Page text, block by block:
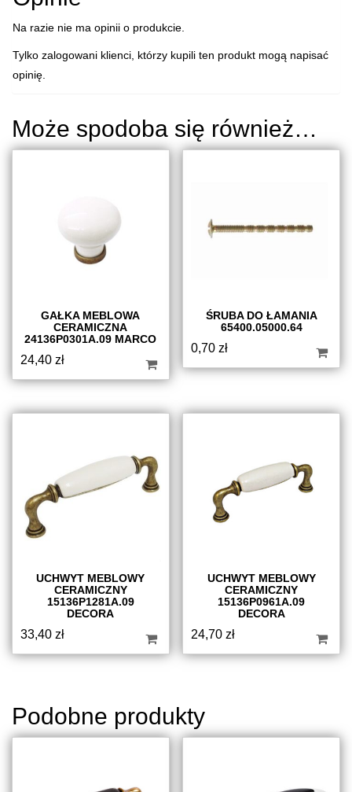
Na razie nie ma opinii o produkcie.
Tylko zalogowani klienci, którzy kupili ten produkt mogą napisać
opinię.
Może spodoba się również…
GAŁKA MEBLOWA
CERAMICZNA
24136P0301A.09 MARCO
24,40 zł
ŚRUBA DO ŁAMANIA
65400.05000.64
0,70zł
UCHWYT MEBLOWY
CERAMICZNY
15136P1281A.09
DECORA
33,40 zł
UCHWYT MEBLOWY
CERAMICZNY
15136P0961A.09
DECORA
24,70zł
Podobne produkty